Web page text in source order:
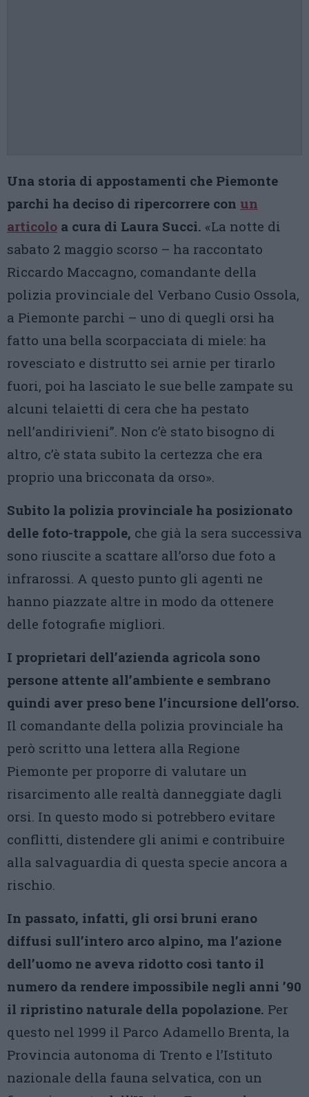
Una storia di appostamenti che Piemonte
parchi ha deciso di ripercorrere con un
articolo a cura di Laura Succi. «La notte di
sabato 2 maggio scorso – ha raccontato
Riccardo Maccagno, comandante della
polizia provinciale del Verbano Cusio Ossola,
a Piemonte parchi – uno di quegli orsi ha
fatto una bella scorpacciata di miele: ha
rovesciato e distrutto sei arnie per tirarlo
fuori, poi ha lasciato le sue belle zampate su
alcuni telaietti di cera che ha pestato
nell’andirivieni”. Non c’è stato bisogno di
altro, c’è stata subito la certezza che era
proprio una bricconata da orso».
Subito la polizia provinciale ha posizionato
delle foto-trappole, che già la sera successiva
sono riuscite a scattare all’orso due foto a
infrarossi. A questo punto gli agenti ne
hanno piazzate altre in modo da ottenere
delle fotografie migliori.
I proprietari dell’azienda agricola sono
persone attente all’ambiente e sembrano
quindi aver preso bene l’incursione dell’orso.
Il comandante della polizia provinciale ha
però scritto una lettera alla Regione
Piemonte per proporre di valutare un
risarcimento alle realtà danneggiate dagli
orsi. In questo modo si potrebbero evitare
conflitti, distendere gli animi e contribuire
alla salvaguardia di questa specie ancora a
rischio.
In passato, infatti, gli orsi bruni erano
diffusi sull’intero arco alpino, ma l’azione
dell’uomo ne aveva ridotto così tanto il
numero da rendere impossibile negli anni ’90
il ripristino naturale della popolazione. Per
questo nel 1999 il Parco Adamello Brenta, la
Provincia autonoma di Trento e l’Istituto
nazionale della fauna selvatica, con un